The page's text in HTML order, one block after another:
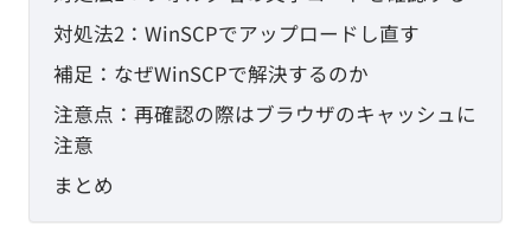
対処法2：WinSCPでアップロードし直す
補足：なぜWinSCPで解決するのか
注意点：再確認の際はブラウザのキャッシュに
注意
まとめ